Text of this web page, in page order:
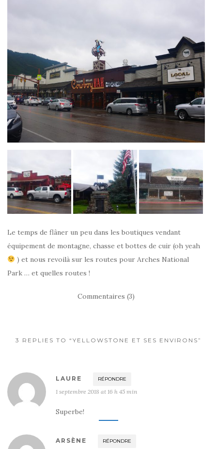
Le temps de flâner un peu dans les boutiques vendant
équipement de montagne, chasse et bottes de cuir (oh yeah
) et nous revoilà sur les routes pour Arches National
Park … et quelles routes !
Commentaires (3)
3 REPLIES TO “YELLOWSTONE ET SES ENVIRONS”
LAURE RÉPONDRE
1 septembre 2018 at 16 h 45 min
Superbe!
ARSÈNE RÉPONDRE